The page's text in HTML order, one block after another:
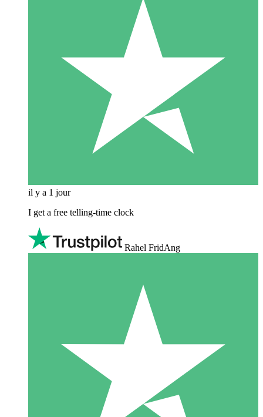
il y a 1 jour
I get a free telling-time clock
Rahel FridAng